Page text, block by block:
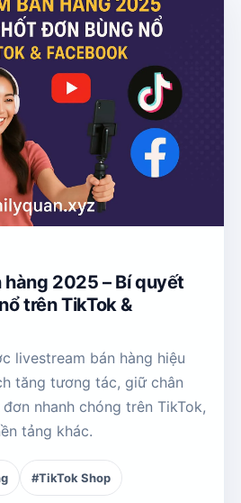
2025 – Bí quyết
trên TikTok &
livestream bán hàng hiệu
tăng tương tác, giữ chân
nhanh chóng trên TikTok,
tảng khác.
#TikTok Shop